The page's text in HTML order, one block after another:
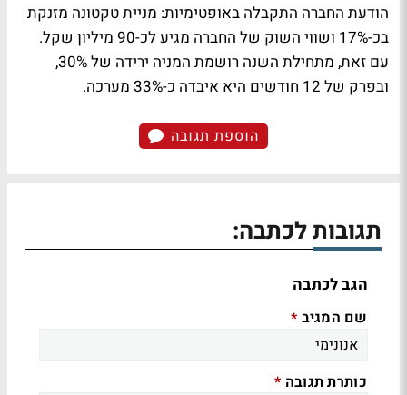
הודעת החברה התקבלה באופטימיות: מניית טקטונה מזנקת
בכ-17% ושווי השוק של החברה מגיע לכ-90 מיליון שקל.
עם זאת, מתחילת השנה רושמת המניה ירידה של 30%,
ובפרק של 12 חודשים היא איבדה כ-33% מערכה.
הוספת תגובה
תגובות לכתבה:
הגב לכתבה
שם המגיב *
כותרת תגובה *